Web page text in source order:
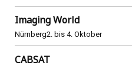
Imaging World
Nürnberg2. bis 4. Oktober
CABSAT